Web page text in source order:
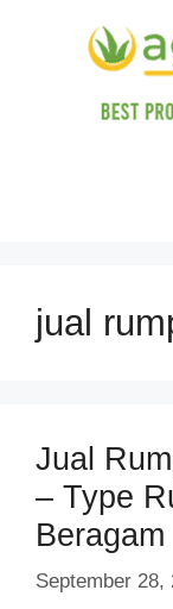
jual
Jual
– Type
Beragam
September 28,